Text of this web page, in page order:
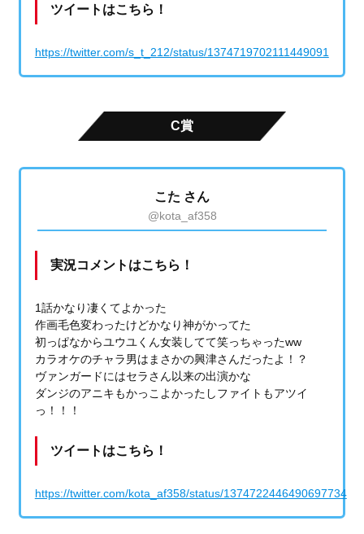
ツイートはこちら！
https://twitter.com/s_t_212/status/1374719702111449091
C賞
こた さん
@kota_af358
実況コメントはこちら！
1話かなり凄くてよかった
作画毛色変わったけどかなり神がかってた
初っぱなからユウユくん女装してて笑っちゃったww
カラオケのチャラ男はまさかの興津さんだったよ！？
ヴァンガードにはセラさん以来の出演かな
ダンジのアニキもかっこよかったしファイトもアツイ
っ！！！
ツイートはこちら！
https://twitter.com/kota_af358/status/1374722446490697734